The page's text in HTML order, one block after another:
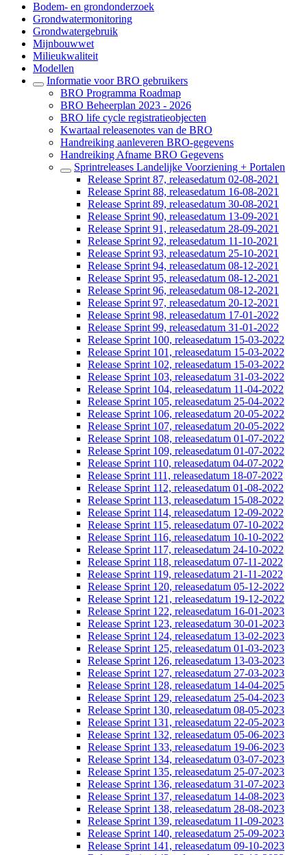
Bodem- en grondonderzoek
Grondwatermonitoring
Grondwatergebruik
Mijnbouwwet
Milieukwaliteit
Modellen
Informatie voor BRO gebruikers
BRO Programma Roadmap
BRO Beheerplan 2023 - 2026
BRO life cycle registratieobjecten
Kwartaal releasenotes van de BRO
Handreiking aanleveren BRO-gegevens
Handreiking Afname BRO Gegevens
Sprintreleases Landelijke Voorziening + Portalen
Release Sprint 87, releasedatum 02-08-2021
Release Sprint 88, releasedatum 16-08-2021
Release Sprint 89, releasedatum 30-08-2021
Release Sprint 90, releasedatum 13-09-2021
Release Sprint 91, releasedatum 28-09-2021
Release Sprint 92, releasedatum 11-10-2021
Release Sprint 93, releasedatum 25-10-2021
Release Sprint 94, releasedatum 08-12-2021
Release Sprint 95, releasedatum 08-12-2021
Release Sprint 96, releasedatum 08-12-2021
Release Sprint 97, releasedatum 20-12-2021
Release Sprint 98, releasedatum 17-01-2022
Release Sprint 99, releasedatum 31-01-2022
Release Sprint 100, releasedatum 15-03-2022
Release Sprint 101, releasedatum 15-03-2022
Release Sprint 102, releasedatum 15-03-2022
Release Sprint 103, releasedatum 31-03-2022
Release Sprint 104, releasedatum 11-04-2022
Release Sprint 105, releasedatum 25-04-2022
Release Sprint 106, releasedatum 20-05-2022
Release Sprint 107, releasedatum 20-05-2022
Release Sprint 108, releasedatum 01-07-2022
Release Sprint 109, releasedatum 01-07-2022
Release Sprint 110, releasedatum 04-07-2022
Release Sprint 111, releasedatum 18-07-2022
Release Sprint 112, releasedatum 01-08-2022
Release Sprint 113, releasedatum 15-08-2022
Release Sprint 114, releasedatum 12-09-2022
Release Sprint 115, releasedatum 07-10-2022
Release Sprint 116, releasedatum 10-10-2022
Release Sprint 117, releasedatum 24-10-2022
Release Sprint 118, releasedatum 07-11-2022
Release Sprint 119, releasedatum 21-11-2022
Release Sprint 120, releasedatum 05-12-2022
Release Sprint 121, releasedatum 19-12-2022
Release Sprint 122, releasedatum 16-01-2023
Release Sprint 123, releasedatum 30-01-2023
Release Sprint 124, releasedatum 13-02-2023
Release Sprint 125, releasedatum 01-03-2023
Release Sprint 126, releasedatum 13-03-2023
Release Sprint 127, releasedatum 27-03-2023
Release Sprint 128, releasedatum 14-04-2025
Release Sprint 129, releasedatum 25-04-2023
Release Sprint 130, releasedatum 08-05-2023
Release Sprint 131, releasedatum 22-05-2023
Release Sprint 132, releasedatum 05-06-2023
Release Sprint 133, releasedatum 19-06-2023
Release Sprint 134, releasedatum 03-07-2023
Release Sprint 135, releasedatum 25-07-2023
Release Sprint 136, releasedatum 31-07-2023
Release Sprint 137, releasedatum 14-08-2023
Release Sprint 138, releasedatum 28-08-2023
Release Sprint 139, releasedatum 11-09-2023
Release Sprint 140, releasedatum 25-09-2023
Release Sprint 141, releasedatum 09-10-2023